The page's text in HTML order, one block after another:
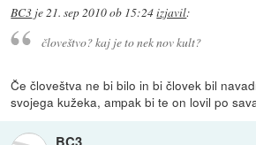
BC3 je21. sep 2010 ob 15:24izjavil:
človeštvo? kaj je to nek nov kult?
Če človeštva ne bi bilo in bi človek bil
svojega kužeka, ampak bi te on lovil po